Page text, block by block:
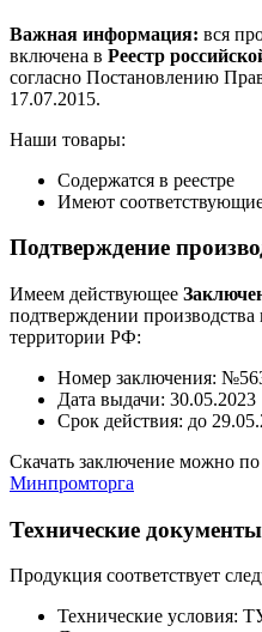
Важная информация: вся
включена в Реестр
согласно Постановлению
17.07.2015.
Наши товары:
Содержатся в реестре
Имеют
Подтверждение
Имеем действующее
подтверждении
территории РФ:
Номер заключения:
Дата выдачи: 30.05.2023
Срок действия: до
Скачать заключение можно по
Минпромторга
Технические документы
Продукция соответствует
Технические условия: